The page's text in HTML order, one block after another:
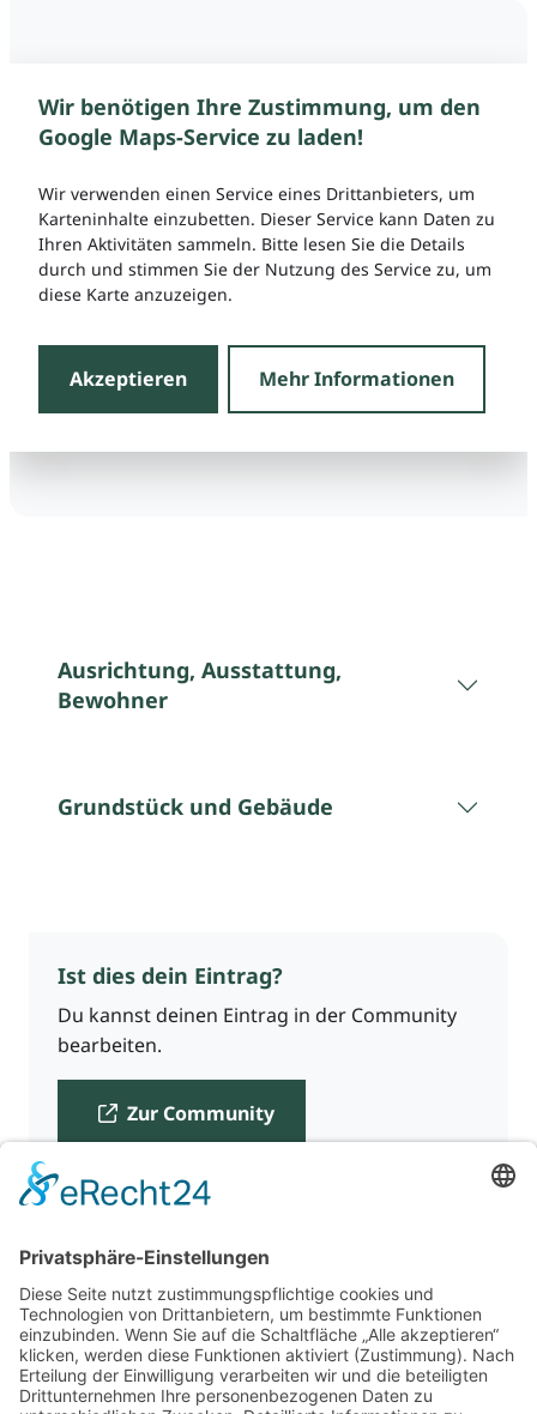
Wir benötigen Ihre Zustimmung, um den
Google Maps-Service zu laden!
Wir verwenden einen Service eines Drittanbieters, um
Karteninhalte einzubetten. Dieser Service kann Daten zu
Ihren Aktivitäten sammeln. Bitte lesen Sie die Details
durch und stimmen Sie der Nutzung des Service zu, um
diese Karte anzuzeigen.
Akzeptieren Mehr Informationen
Ausrichtung, Ausstattung,
Bewohner
Grundstück und Gebäude
Ist dies dein Eintrag?
Du kannst deinen Eintrag in der Community
bearbeiten.
Zur Community
Für Beratende